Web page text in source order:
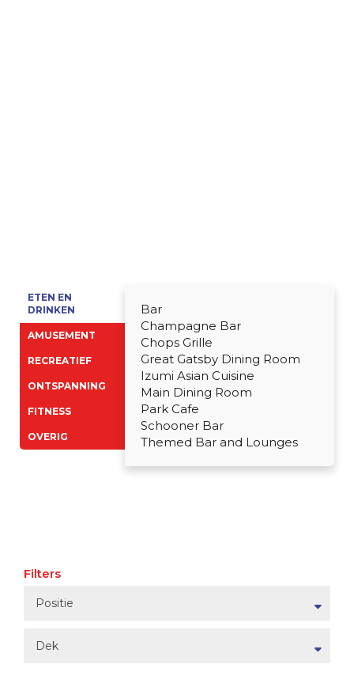
ETEN EN
DRINKEN
AMUSEMENT
RECREATIEF
ONTSPANNING
FITNESS
OVERIG
Bar
Champagne Bar
Chops Grille
Great Gatsby Dining Room
Izumi Asian Cuisine
Main Dining Room
Park Cafe
Schooner Bar
Themed Bar and Lounges
Filters
Positie
Dek